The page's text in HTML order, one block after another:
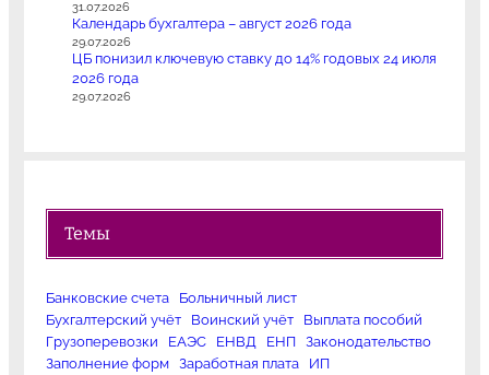
31.07.2026
Календарь бухгалтера – август 2026 года
29.07.2026
ЦБ понизил ключевую ставку до 14% годовых 24 июля
2026 года
29.07.2026
Темы
Банковские счета
Больничный лист
Бухгалтерский учёт
Воинский учёт
Выплата пособий
Грузоперевозки
ЕАЭС ЕНВД ЕНП
Законодательство
Заполнение форм
Заработная плата
ИП